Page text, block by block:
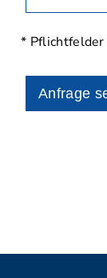
* Pflichtfelder
Anfrage